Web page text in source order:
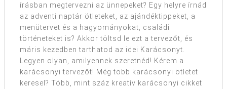
írásban megtervezni az ünnepeket? Egy helyre írnád
az adventi naptár ötleteket, az ajándéktippeket, a
menütervet és a hagyományokat, családi
történeteket is? Akkor töltsd le ezt a tervezőt, és
máris kezedben tarthatod az idei Karácsonyt.
Legyen olyan, amilyennek szeretnéd! Kérem a
karácsonyi tervezőt! Még több karácsonyi ötletet
keresel? Több, mint száz kreatív karácsonyi cikket